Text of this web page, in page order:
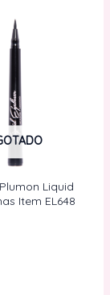
Liquid
Item EL648